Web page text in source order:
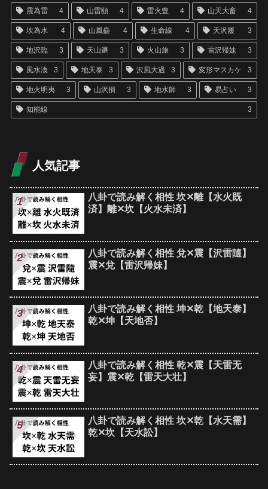
震為雷 4 山雷頤 4 雷火豊 4 山天大畜 4
坎為水 4 山風蠱 4 生命線 4 天沢履 3
地沢臨 3 天山遯 3 火山旅 3 雷沢帰妹 3
風水渙 3 地天泰 3 沢風大過 3 変形マスカケ 3
地火明夷 3 山沢損 3 地水師 3 易占い 3
知能線 3
人気記事
八卦で読み解く相性 坎✕離【水火既
済】離✕坎【火水未済】
八卦で読み解く相性 兌✕震【沢雷隨】
震✕兌【雷沢帰妹】
八卦で読み解く相性 坤✕乾【地天泰】
乾✕坤【天地否】
八卦で読み解く相性 乾✕震【天雷无
妄】震✕乾【雷天大壮】
八卦で読み解く相性 坎✕乾【水天需】
乾✕坎【天水訟】